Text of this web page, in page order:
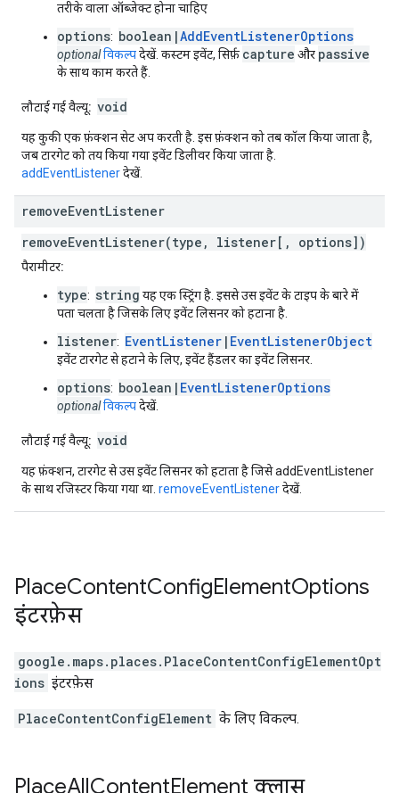
तरीके वाला ऑब्जेक्ट होना चाहिए
options: boolean|AddEventListenerOptions
optionalविकल्पदेखें. कस्टम इवेंट, सिर्फ़ capture और passive
के साथ काम करते हैं.
लौटाई गई वैल्यू: void
यह कुकी एक फ़ंक्शन सेट अप करती है. इस फ़ंक्शन को तब कॉल किया जाता है,
जब टारगेट को तय किया गया इवेंट डिलीवर किया जाता है.
addEventListenerदेखें.
removeEventListener
removeEventListener(type, listener[, options])
पैरामीटर:
type: string यह एक स्ट्रिंग है. इससे उस इवेंट के टाइप के बारे में
पता चलता है जिसके लिए इवेंट लिसनर को हटाना है.
listener: EventListener | EventListenerObject
इवेंट टारगेट से हटाने के लिए, इवेंट हैंडलर का इवेंट लिसनर.
options: boolean| EventListenerOptions
optionalविकल्पदेखें.
लौटाई गई वैल्यू: void
यह फ़ंक्शन, टारगेट से उस इवेंट लिसनर को हटाता है जिसे addEventListener
के साथ रजिस्टर किया गया था. removeEventListenerदेखें.
PlaceContentConfigElementOptions
इंटरफ़ेस
google.maps.places. PlaceContentConfigElementOpt
ions इंटरफ़ेस
PlaceContentConfigElement के लिए विकल्प.
PlaceAllContentElement क्लास